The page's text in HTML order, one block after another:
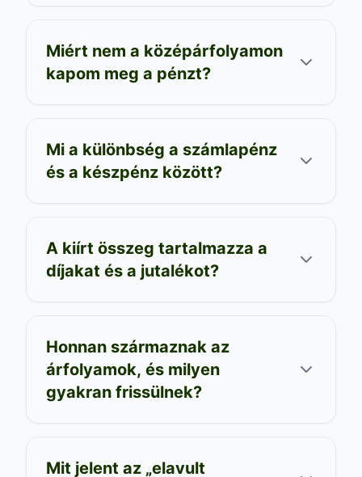
Miért nem a középárfolyamon
kapom meg a pénzt?
Mi a különbség a számlapénz
és a készpénz között?
A kiírt összeg tartalmazza a
díjakat és a jutalékot?
Honnan származnak az
árfolyamok, és milyen
gyakran frissülnek?
Mit jelent az „elavult